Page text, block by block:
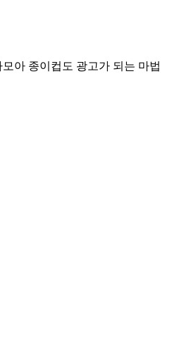
모아 종이컵도 광고가 되는 마법